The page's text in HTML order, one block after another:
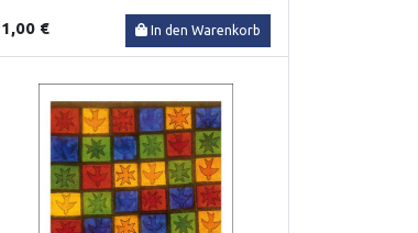
1,00 € In den Warenkorb